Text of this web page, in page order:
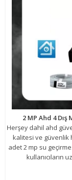
2 MP Ahd 4
Herşey dahil ahd
kalitesi ve güvenlik
adet 2 mp su
kullanıcıların